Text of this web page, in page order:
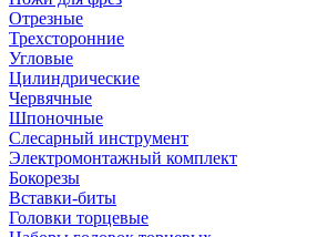
Отрезные
Трехсторонние
Угловые
Цилиндрические
Червячные
Шпоночные
Слесарный инструмент
Электромонтажный комплект
Бокорезы
Вставки-биты
Головки торцевые